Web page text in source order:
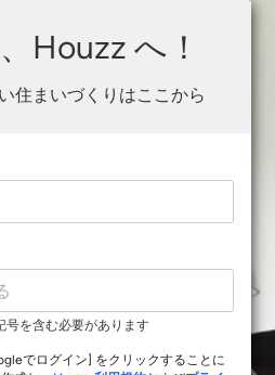
Houzz へ！
住まいづくりはここから
号を含む必要があります
でログイン] をクリックすることに